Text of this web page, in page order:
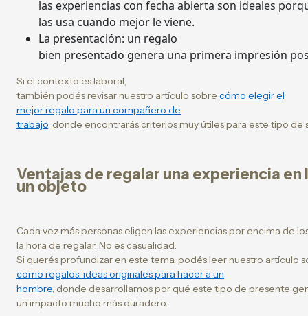
las experiencias con fecha abierta son ideales
las usa cuando mejor le viene.
La presentación: un regalo
bien presentado genera una primera impresión
Si el contexto es laboral,
también podés revisar nuestro artículo sobre cómo elegir el
mejor regalo para un compañero de
trabajo, donde encontrarás criterios muy útiles para este tipo de
Ventajas de regalar una experiencia en
un objeto
Cada vez más personas eligen las experiencias por encima de
la hora de regalar. No es casualidad.
Si querés profundizar en este tema, podés leer nuestro artículo
como regalos: ideas originales para hacer a un
hombre, donde desarrollamos por qué este tipo de presente
un impacto mucho más duradero.